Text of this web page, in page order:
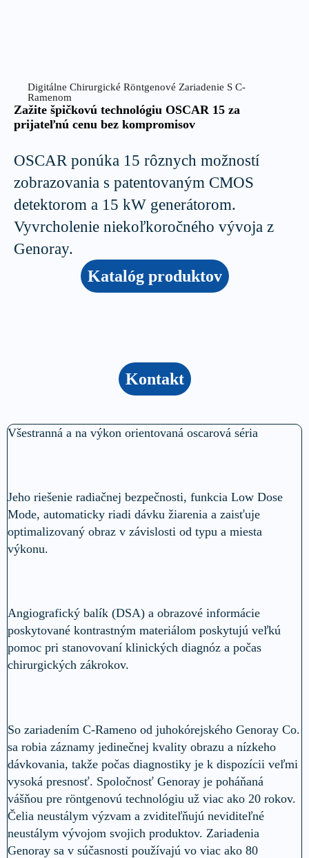
Digitálne Chirurgické Röntgenové Zariadenie S C-
Ramenom
Zažite špičkovú technológiu OSCAR 15 za
prijateľnú cenu bez kompromisov
OSCAR ponúka 15 rôznych možností
zobrazovania s patentovaným CMOS
detektorom a 15 kW generátorom.
Vyvrcholenie niekoľkoročného vývoja z
Genoray.
Katalóg produktov
Kontakt
Všestranná a na výkon orientovaná oscarová séria
Jeho riešenie radiačnej bezpečnosti, funkcia Low Dose
Mode, automaticky riadi dávku žiarenia a zaisťuje
optimalizovaný obraz v závislosti od typu a miesta
výkonu.
Angiografický balík (DSA) a obrazové informácie
poskytované kontrastným materiálom poskytujú veľkú
pomoc pri stanovovaní klinických diagnóz a počas
chirurgických zákrokov.
So zariadením C-Rameno od juhokórejského Genoray Co.
sa robia záznamy jedinečnej kvality obrazu a nízkeho
dávkovania, takže počas diagnostiky je k dispozícii veľmi
vysoká presnosť. Spoločnosť Genoray je poháňaná
vášňou pre röntgenovú technológiu už viac ako 20 rokov.
Čelia neustálym výzvam a zviditeľňujú neviditeľné
neustálym vývojom svojich produktov. Zariadenia
Genoray sa v súčasnosti používajú vo viac ako 80